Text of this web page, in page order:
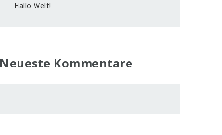
Hallo Welt!
Neueste Kommentare